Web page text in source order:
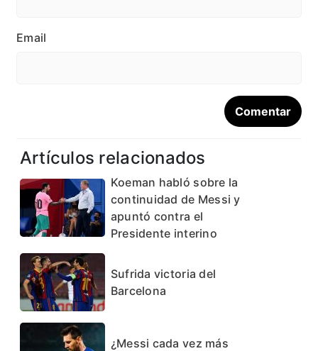
Email
Artículos relacionados
Koeman habló sobre la
continuidad de Messi y
apuntó contra el
Presidente interino
Sufrida victoria del
Barcelona
¿Messi cada vez más